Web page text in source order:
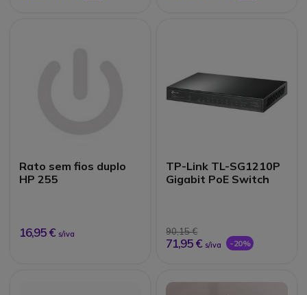
Rato sem fios duplo
HP 255
16,95 € s/iva
TP-Link TL-SG1210P
Gigabit PoE Switch
90,15 €
71,95 € s/iva -20%